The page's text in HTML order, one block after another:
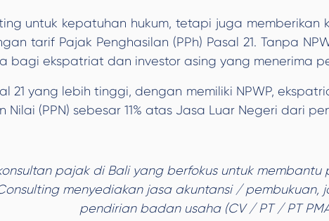
untuk kepatuhan hukum, tetapi juga
tarif Pajak Penghasilan (PPh) Pasal 21. Tanpa
bagi ekspatriat dan investor asing yang menerima
21 yang lebih tinggi, dengan memiliki NPWP,
(PPN) sebesar 11% atas Jasa Luar Negeri dari
pajak di Bali yang berfokus untuk
menyediakan jasa akuntansi /
pendirian badan usaha (CV / PT / PT